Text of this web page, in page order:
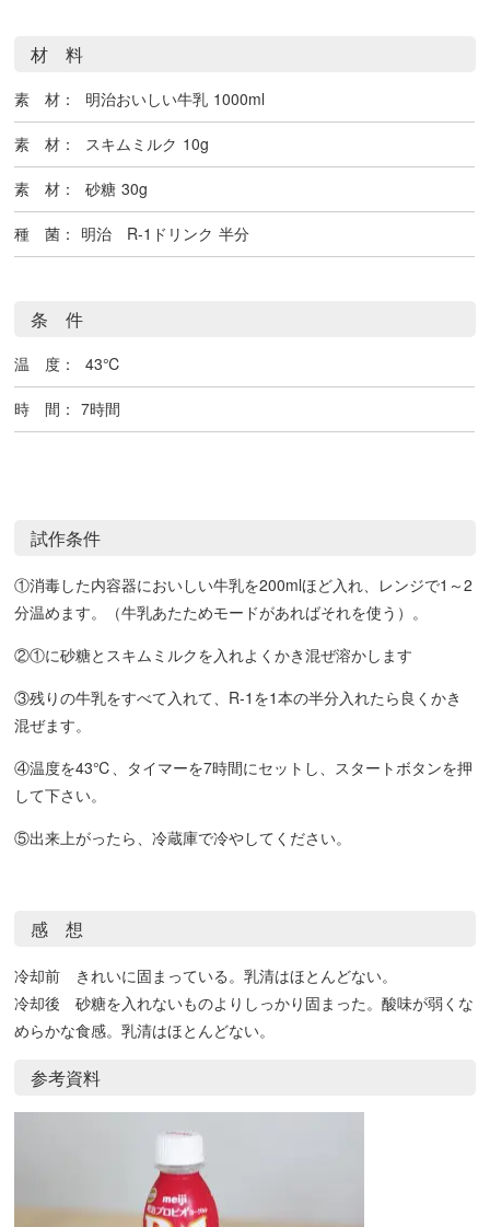
材 料
素 材： 明治おいしい牛乳 1000ml
素 材： スキムミルク 10g
素 材： 砂糖 30g
種 菌： 明治 R-1ドリンク 半分
条 件
温 度： 43℃
時 間： 7時間
試作条件
①消毒した内容器においしい牛乳を200mlほど入れ、レンジで1～2
分温めます。（牛乳あたためモードがあればそれを使う）。
②①に砂糖とスキムミルクを入れよくかき混ぜ溶かします
③残りの牛乳をすべて入れて、R-1を1本の半分入れたら良くかき
混ぜます。
④温度を43℃、タイマーを7時間にセットし、スタートボタンを押
して下さい。
⑤出来上がったら、冷蔵庫で冷やしてください。
感 想
冷却前 きれいに固まっている。乳清はほとんどない。
冷却後 砂糖を入れないものよりしっかり固まった。酸味が弱くな
めらかな食感。乳清はほとんどない。
参考資料